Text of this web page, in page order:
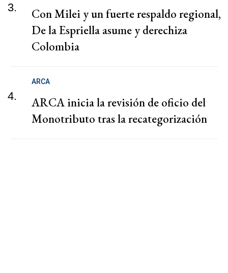
3.
Con Milei y un fuerte respaldo regional,
De la Espriella asume y derechiza
Colombia
4.
ARCA
ARCA inicia la revisión de oficio del
Monotributo tras la recategorización